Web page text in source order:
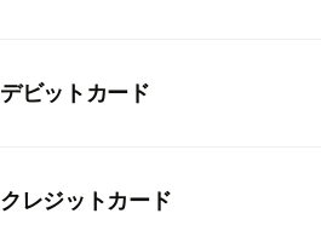
デビットカード
クレジットカード